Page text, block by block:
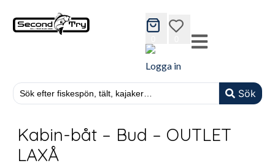
Sök
wishlist
Logga in
Kabin-båt – Bud – OUTLET
LAXÅ